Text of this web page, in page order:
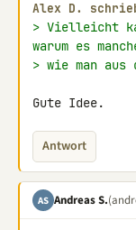
Alex D.
> Vielleicht
warum es
> wie man aus
Gute Idee.
Antwort
AS Andreas S.